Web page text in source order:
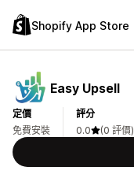
Shopify App Store
Easy Upsell
定價
免費安裝
評分
0.0
(0 評價)